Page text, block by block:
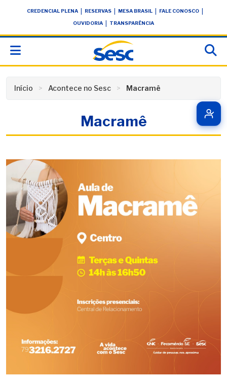
conteúdoCREDENCIAL PLENA RESERVAS MESA BRASIL FALE CONOSCO
OUVIDORIA TRANSPARÊNCIA
Início Acontece no Sesc Macramê
Macramê